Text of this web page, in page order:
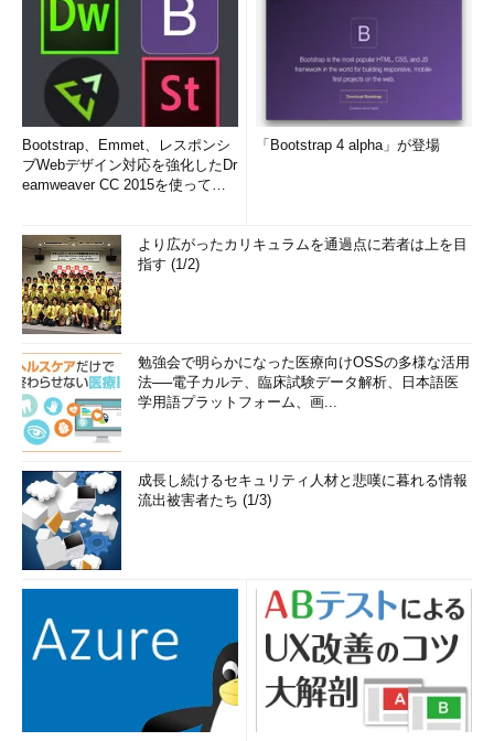
Bootstrap、Emmet、レスポンシ
ブWebデザイン対応を強化したDr
eamweaver CC 2015を使って
「Bootstrap 4 alpha」が登場
より広がったカリキュラムを通過点に若者は上を目
指す (1/2)
勉強会で明らかになった医療向けOSSの多様な活用
法──電子カルテ、臨床試験データ解析、日本語医
学用語プラットフォーム、画...
成長し続けるセキュリティ人材と悲嘆に暮れる情報
流出被害者たち (1/3)